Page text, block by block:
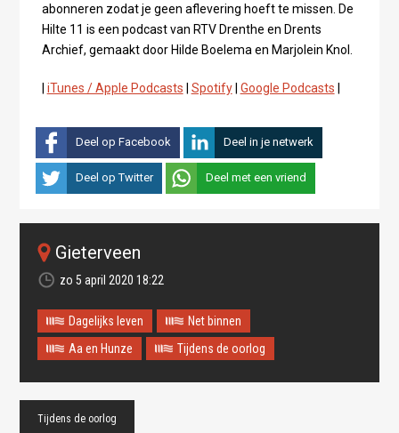
abonneren zodat je geen aflevering hoeft te missen. De
Hilte 11 is een podcast van RTV Drenthe en Drents
Archief, gemaakt door Hilde Boelema en Marjolein Knol.
iTunes / Apple Podcasts Spotify| Google Podcasts
Deel op Facebook Deel in je netwerk
Deel op Twitter Deel met een vriend
Gieterveen
zo 5 april 2020 18:22
Dagelijks leven
Net binnen
Aa en Hunze
Tijdens de oorlog
Tijdens de oorlog